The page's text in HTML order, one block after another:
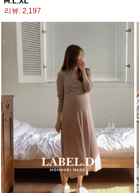
리뷰: 2,197